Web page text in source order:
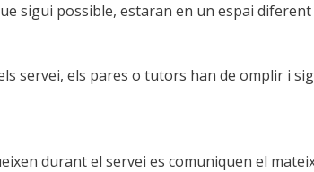
sigui possible, estaran en un espai
servei, els pares o tutors han de omplir i
durant el servei es comuniquen el